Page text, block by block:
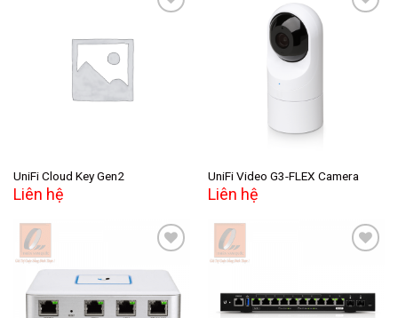
UniFi Cloud Key Gen2
Liên hệ
UniFi Video G3-FLEX Camera
Liên hệ
Add to
wishlist
Add to
wishlist